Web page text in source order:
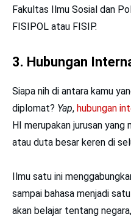
Fakultas Ilmu Sosial dan
FISIPOL atau FISIP.
3. Hubungan
Siapa nih di antara kamu
diplomat? Yap, hubungan
HI merupakan jurusan
atau duta besar keren di
Ilmu satu ini
sampai bahasa menjadi
akan belajar tentang